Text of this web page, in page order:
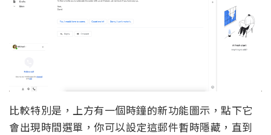
比較特別是，上方有一個時鐘的新功能圖示，點下它
會出現時間選單，你可以設定這郵件暫時隱藏，直到